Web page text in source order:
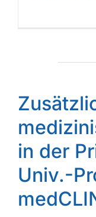
in der
Univ.-